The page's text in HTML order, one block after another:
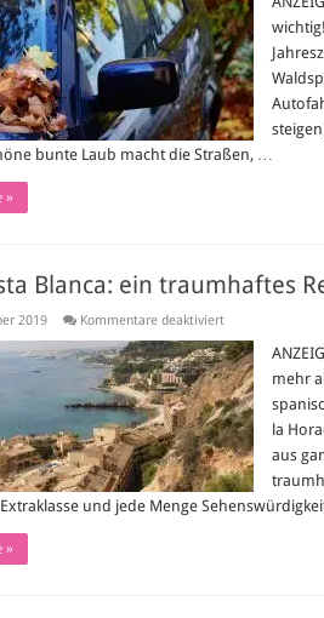
für
den
Herbst
fit
machen
|
7
Tipps
für
ein
bunte Laub macht die Straßen, …
»
Blanca: ein traumhaftes
2019 Kommentare deaktiviertfür
Costa
Blanca:
ein
traumhaftes
Reiseziel
entdecken
mehr
la
aus
und jede Menge
»